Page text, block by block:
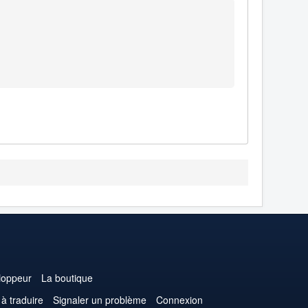
La boutique
traduire Signaler un problème Connexion